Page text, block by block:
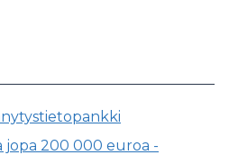
jopa 200 000 euroa -